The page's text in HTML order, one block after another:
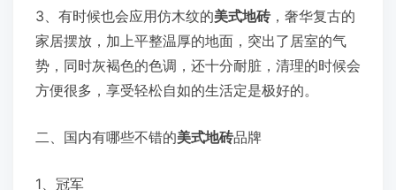
3、有时候也会应用仿木纹的美式地砖，奢华复古的
家居摆放，加上平整温厚的地面，突出了居室的气
势，同时灰褐色的色调，还十分耐脏，清理的时候会
方便很多，享受轻松自如的生活定是极好的。
二、国内有哪些不错的美式地砖品牌
1、冠军